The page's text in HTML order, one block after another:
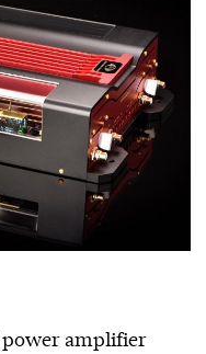
amplifier